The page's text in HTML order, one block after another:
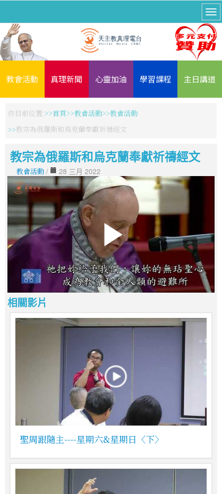
教會活動 真理新聞 心靈加油 學習課程 主日講道
你目前位置: 首頁 教會活動
教會活動
教宗為俄羅斯和烏克蘭奉獻祈禱經文
教宗為俄羅斯和烏克蘭奉獻祈禱經文
教會活動 / 28 三月 2022
相關影片
聖周跟隨主----星期六&星期日〈下〉